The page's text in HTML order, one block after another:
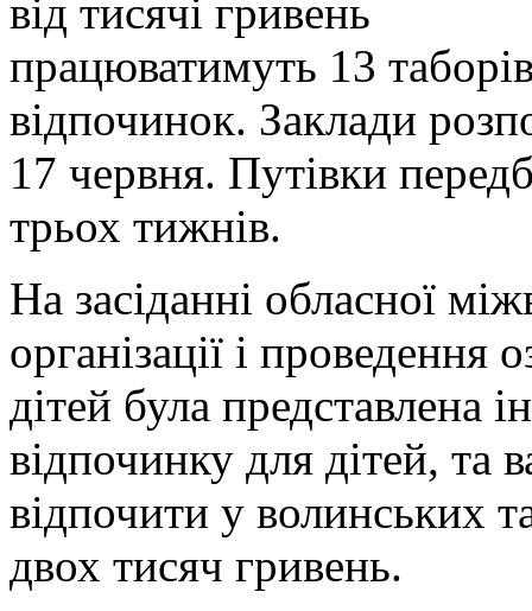
працюватимуть 13
відпочинок. Заклади
17 червня. Путівки
трьох тижнів.
На засіданні обласної
організації і проведення
дітей була представлена
відпочинку для дітей, та
відпочити у волинських
двох тисяч гривень.